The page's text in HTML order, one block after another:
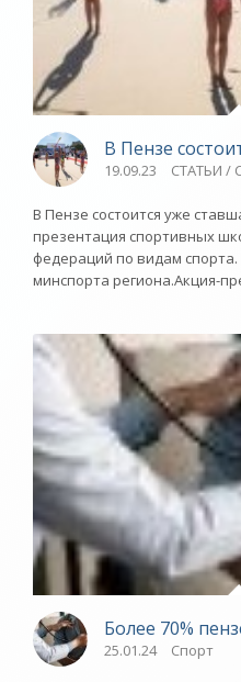
В Пензе
19.09.23 СТАТЬИ /
В Пензе состоится уже
презентация спортивных
федераций по видам
минспорта региона.Акция-
Более 70%
25.01.24 Спорт